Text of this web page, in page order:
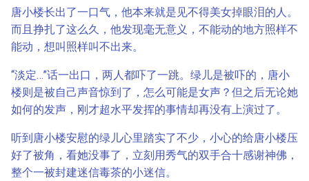
唐小楼长出了一口气，他本来就是见不得美女掉眼泪的人。
而且挣扎了这么久，他发现毫无意义，不能动的地方照样不
能动，想叫照样叫不出来。
“淡定…”话一出口，两人都吓了一跳。绿儿是被吓的，唐小
楼则是被自己声音惊到了，怎么可能是女声？但之后无论她
如何的发声，刚才超水平发挥的事情却再没有上演过了。
听到唐小楼安慰的绿儿心里踏实了不少，小心的给唐小楼压
好了被角，看她没事了，立刻用秀气的双手合十感谢神佛，
整个一被封建迷信毒茶的小迷信。